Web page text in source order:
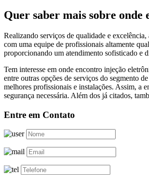
Quer saber mais sobre
Realizando serviços de qualidade e
com uma equipe de profissionais altamente
proporcionando um atendimento sofisticado e
Tem interesse em onde encontro injeção
entre outras opções de serviços do segmento
melhores profissionais e instalações. Assim, a
segurança necessária. Além dos já citados,
Entre em Contato